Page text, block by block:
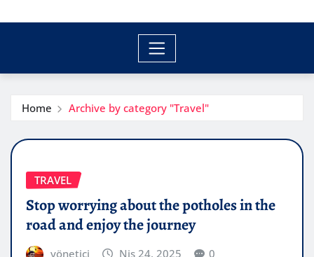
Home Archive by category "Travel"
TRAVEL
Stop worrying about the potholes in the
road and enjoy the journey
yönetici Nis 24, 2025 0